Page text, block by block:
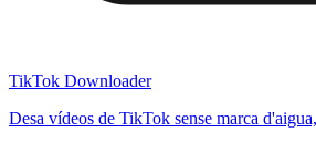
TikTok Downloader
Desa vídeos de TikTok sense marca